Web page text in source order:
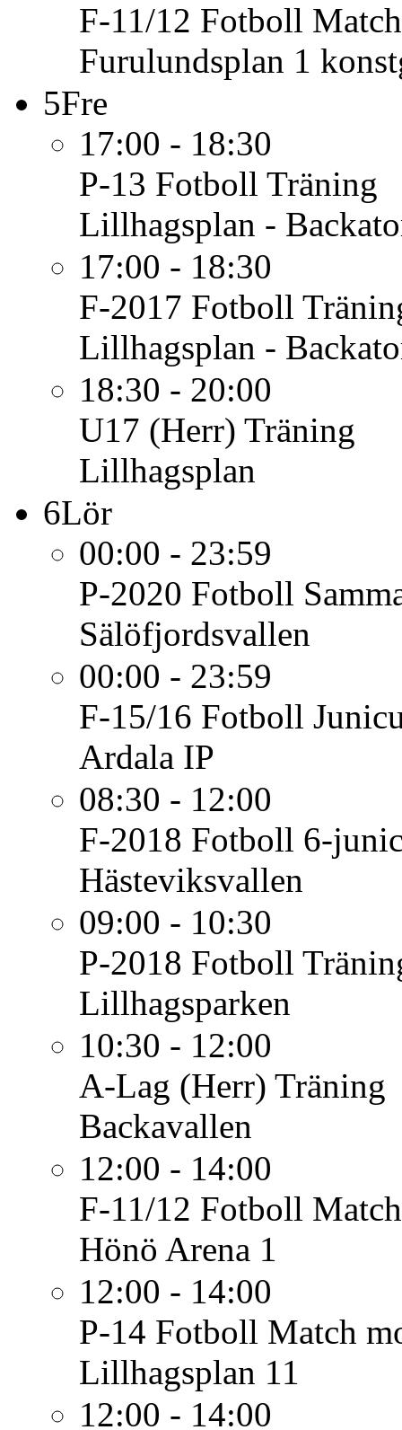
F-11/12 Fotboll
Furulundsplan 1
5Fre
17:00 - 18:30
P-13 Fotboll Träning
Lillhagsplan -
17:00 - 18:30
F-2017 Fotboll
Lillhagsplan -
18:30 - 20:00
U17 (Herr) Träning
Lillhagsplan
6Lör
00:00 - 23:59
P-2020 Fotboll
Sälöfjordsvallen
00:00 - 23:59
F-15/16 Fotboll
Ardala IP
08:30 - 12:00
F-2018 Fotboll 6-
Hästeviksvallen
09:00 - 10:30
P-2018 Fotboll
Lillhagsparken
10:30 - 12:00
A-Lag (Herr) Träning
Backavallen
12:00 - 14:00
F-11/12 Fotboll
Hönö Arena 1
12:00 - 14:00
P-14 Fotboll Match
Lillhagsplan 11
12:00 - 14:00